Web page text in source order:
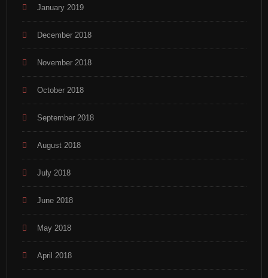
January 2019
December 2018
November 2018
October 2018
September 2018
August 2018
July 2018
June 2018
May 2018
April 2018